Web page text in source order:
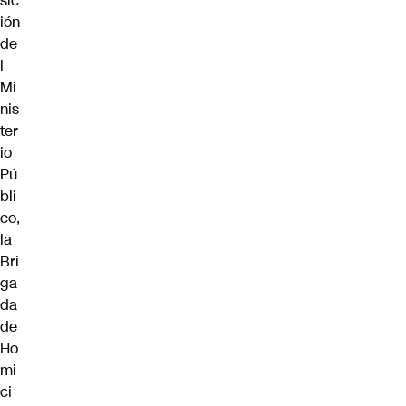
ión
de
l
Mi
nis
ter
io
Pú
bli
co,
la
Bri
ga
da
de
Ho
mi
ci